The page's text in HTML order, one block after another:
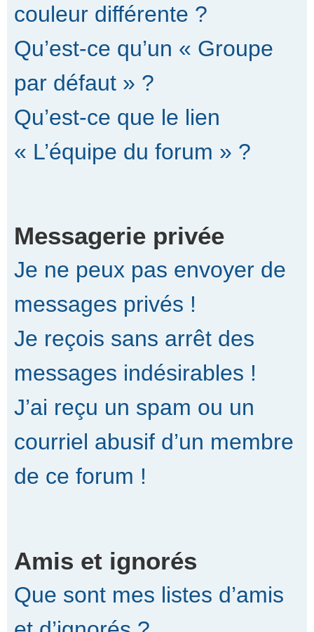
couleur différente ?
Qu’est-ce qu’un « Groupe
par défaut » ?
Qu’est-ce que le lien
« L’équipe du forum » ?
Messagerie privée
Je ne peux pas envoyer de
messages privés !
Je reçois sans arrêt des
messages indésirables !
J’ai reçu un spam ou un
courriel abusif d’un membre
de ce forum !
Amis et ignorés
Que sont mes listes d’amis